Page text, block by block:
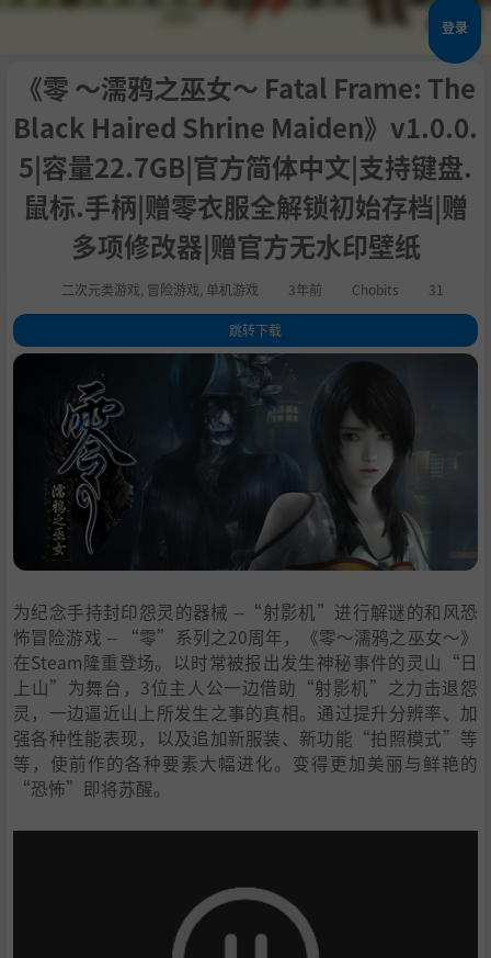
登录
《零 ～濡鸦之巫女～ Fatal Frame: The
Black Haired Shrine Maiden》v1.0.0.
5|容量22.7GB|官方简体中文|支持键盘.
鼠标.手柄|赠零衣服全解锁初始存档|赠
多项修改器|赠官方无水印壁纸
二次元类游戏 冒险游戏 单机游戏 3年前 Chobits 31
跳转下载
1.早期购买特典
零 ～濡鸦之巫女～ 数位豪华版
关于这款游戏
成人内容描述
系统需求
支持作者
学习版下载
为纪念手持封印怨灵的器械 --“射影机”进行解谜的和风恐
怖冒险游戏 -- “零”系列之20周年，《零～濡鸦之巫女～》
在Steam隆重登场。以时常被报出发生神秘事件的灵山“日
上山”为舞台，3位主人公一边借助“射影机”之力击退怨
灵，一边逼近山上所发生之事的真相。通过提升分辨率、加
强各种性能表现，以及追加新服装、新功能“拍照模式”等
等，使前作的各种要素大幅进化。变得更加美丽与鲜艳的
“恐怖”即将苏醒。